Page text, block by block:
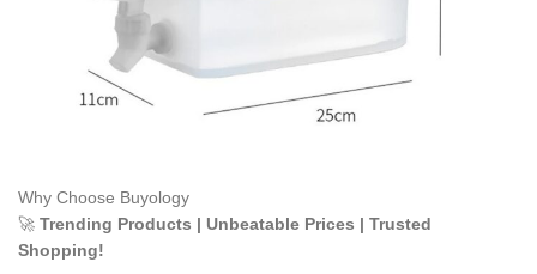
Why Choose Buyology
🚀 Trending Products | Unbeatable Prices | Trusted
Shopping!